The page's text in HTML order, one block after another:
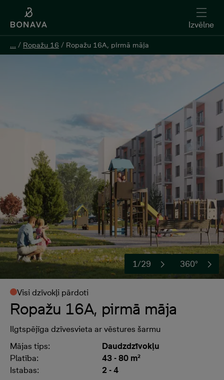
Izvēlne
... / Ropažu 16 / Ropažu 16A, pirmā māja
1/29 360°
Visi dzīvokļi pārdoti
Ropažu 16A, pirmā māja
Ilgtspējīga dzīvesvieta ar vēstures šarmu
Mājas tips:
Daudzdzīvokļu
Platība:
43 - 80 m²
Istabas:
2 - 4
Izvēlne
... / Ropažu 16 / Ropažu 16A, pirmā māja